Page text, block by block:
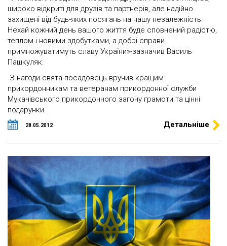
широко відкриті для друзів та партнерів, але надійно
захищені від будь-яких посягань на нашу незалежність.
Нехай кожний день вашого життя буде сповнений радістю,
теплом і новими здобутками, а добрі справи
примножуватимуть славу України»-зазначив Василь
Пашкуляк.
З нагоди свята посадовець вручив кращим
прикордонникам та ветеранам прикордонної служби
Мукачівського прикордонного загону грамоти та цінні
подарунки.
28.05.2012 Детальніше